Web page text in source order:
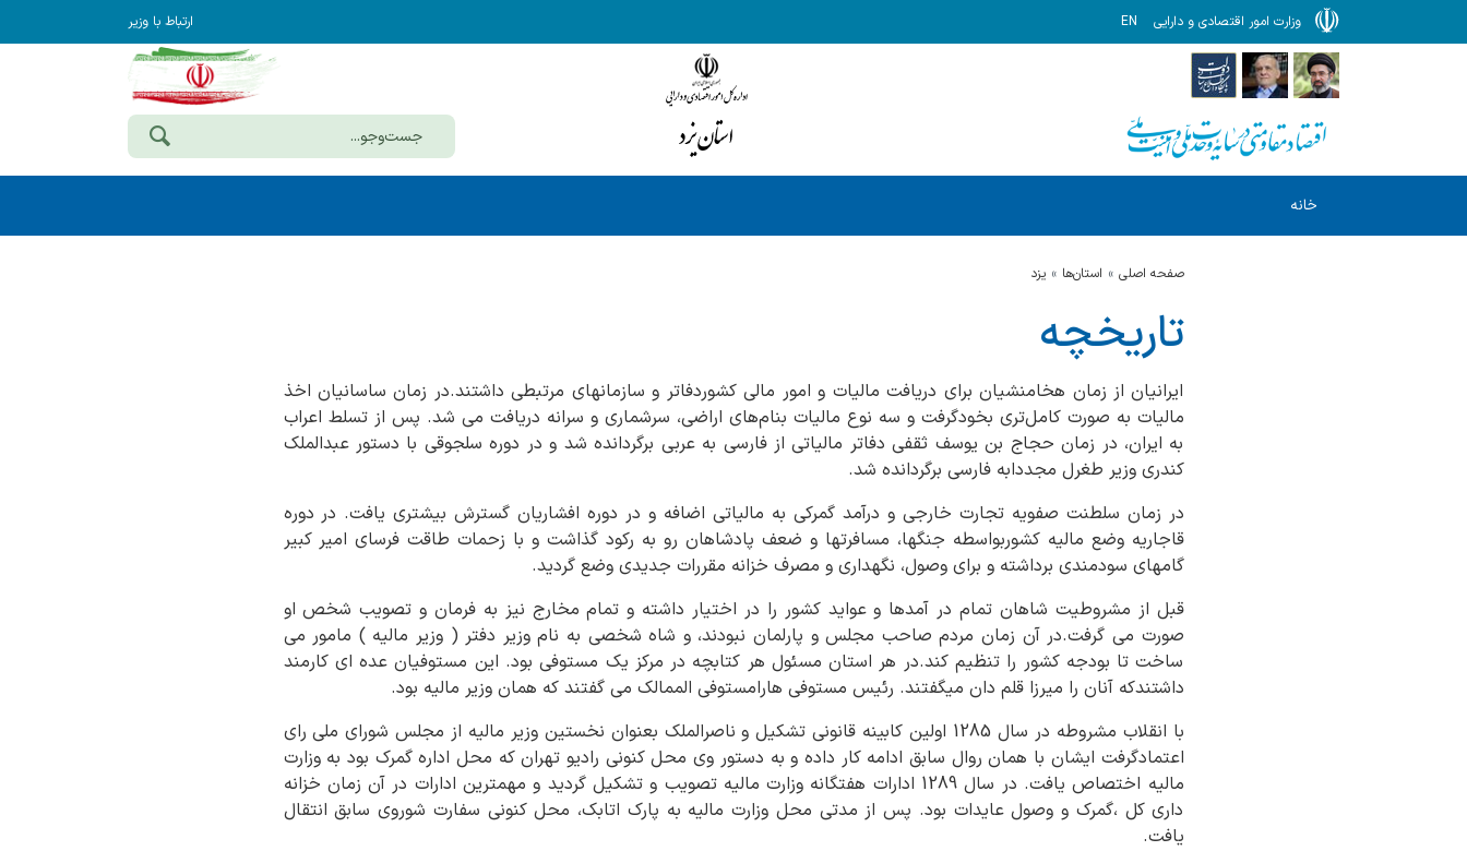
وزارت امور اقتصادی و دارایی EN ارتباط با وزیر
خانه
صفحه اصلی استان‌ها يزد
تاریخچه
ایرانیان از زمان هخامنشیان برای دریافت مالیات و امور مالی کشوردفاتر و سازمانهای مرتبطی داشتند.در زمان ساسانیان اخذ
مالیات به صورت کامل‌تری بخودگرفت و سه نوع مالیات بنام‌های اراضی، سرشماری و سرانه دریافت می شد. پس از تسلط اعراب
به ایران، در زمان حجاج بن یوسف ثقفی دفاتر مالیاتی از فارسی به عربی برگردانده شد و در دوره سلجوقی با دستور عبدالملک
کندری وزیر طغرل مجددابه فارسی برگردانده شد.
در زمان سلطنت صفویه تجارت خارجی و درآمد گمرکی به مالیاتی اضافه و در دوره افشاریان گسترش بیشتری یافت. در دوره
قاجاریه وضع مالیه کشوربواسطه جنگها، مسافرتها و ضعف پادشاهان رو به رکود گذاشت و با زحمات طاقت فرسای امیر کبیر
گامهای سودمندی برداشته و برای وصول، نگهداری و مصرف خزانه مقررات جدیدی وضع گردید.
قبل از مشروطیت شاهان تمام در آمدها و عواید کشور را در اختیار داشته و تمام مخارج نیز به فرمان و تصویب شخص او
صورت می گرفت.در آن زمان مردم صاحب مجلس و پارلمان نبودند، و شاه شخصی به نام وزیر دفتر ( وزیر مالیه ) مامور می
ساخت تا بودجه کشور را تنظیم کند.در هر استان مسئول هر کتابچه در مرکز یک مستوفی بود. این مستوفیان عده ای کارمند
داشتندکه آنان را میرزا قلم دان میگفتند. رئیس مستوفی هارامستوفی الممالک می گفتند که همان وزیر مالیه بود.
با انقلاب مشروطه در سال 1285 اولین کابینه قانونی تشکیل و ناصرالملک بعنوان نخستین وزیر مالیه از مجلس شورای ملی رای
اعتمادگرفت ایشان با همان روال سابق ادامه کار داده و به دستور وی محل کنونی رادیو تهران که محل اداره گمرک بود به وزارت
مالیه اختصاص یافت. در سال 1289 ادارات هفتگانه وزارت مالیه تصویب و تشکیل گردید و مهمترین ادارات در آن زمان خزانه
داری کل ،گمرک و وصول عایدات بود. پس از مدتی محل وزارت مالیه به پارک اتابک، محل کنونی سفارت شوروی سابق انتقال
یافت.